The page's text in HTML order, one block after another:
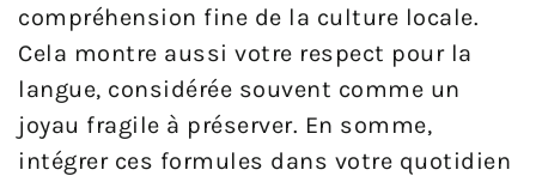
compréhension fine de la culture locale.
Cela montre aussi votre respect pour la
langue, considérée souvent comme un
joyau fragile à préserver. En somme,
intégrer ces formules dans votre quotidien